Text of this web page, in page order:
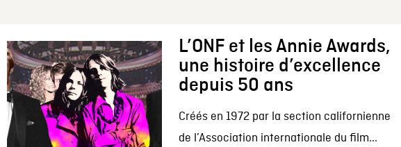
L’ONF et les Annie Awards,
une histoire d’excellence
depuis 50 ans
Créés en 1972 par la section californienne
de l’Association internationale du film...